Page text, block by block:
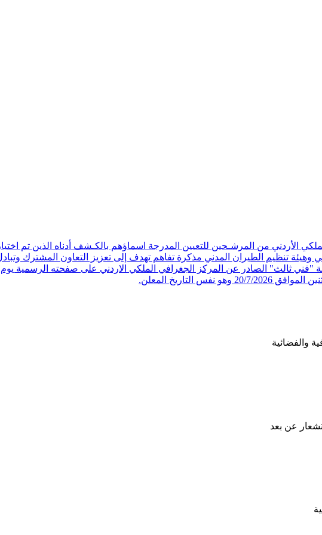
الأردني من المرشـحين للتعيين المدرجة اسماؤهم بالكـشف أدناه الذين تم
وهيئة تنظيم الطيران المدني مذكرة تفاهم تهدف إلى تعزيز التعاون المشترك
والفضائية
عن بعد